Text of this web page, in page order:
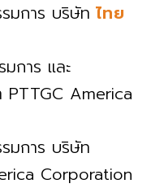
มการ บริษัท ไทย
การ และ
America
มการ บริษัท
Corporation